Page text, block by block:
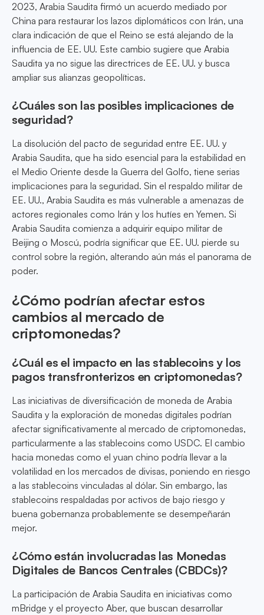
2023, Arabia Saudita firmó un acuerdo mediado por
China para restaurar los lazos diplomáticos con Irán, una
clara indicación de que el Reino se está alejando de la
influencia de EE. UU. Este cambio sugiere que Arabia
Saudita ya no sigue las directrices de EE. UU. y busca
ampliar sus alianzas geopolíticas.
¿Cuáles son las posibles implicaciones de
seguridad?
La disolución del pacto de seguridad entre EE. UU. y
Arabia Saudita, que ha sido esencial para la estabilidad en
el Medio Oriente desde la Guerra del Golfo, tiene serias
implicaciones para la seguridad. Sin el respaldo militar de
EE. UU., Arabia Saudita es más vulnerable a amenazas de
actores regionales como Irán y los hutíes en Yemen. Si
Arabia Saudita comienza a adquirir equipo militar de
Beijing o Moscú, podría significar que EE. UU. pierde su
control sobre la región, alterando aún más el panorama de
poder.
¿Cómo podrían afectar estos
cambios al mercado de
criptomonedas?
¿Cuál es el impacto en las stablecoins y los
pagos transfronterizos en criptomonedas?
Las iniciativas de diversificación de moneda de Arabia
Saudita y la exploración de monedas digitales podrían
afectar significativamente al mercado de criptomonedas,
particularmente a las stablecoins como USDC. El cambio
hacia monedas como el yuan chino podría llevar a la
volatilidad en los mercados de divisas, poniendo en riesgo
a las stablecoins vinculadas al dólar. Sin embargo, las
stablecoins respaldadas por activos de bajo riesgo y
buena gobernanza probablemente se desempeñarán
mejor.
¿Cómo están involucradas las Monedas
Digitales de Bancos Centrales (CBDCs)?
La participación de Arabia Saudita en iniciativas como
mBridge y el proyecto Aber, que buscan desarrollar